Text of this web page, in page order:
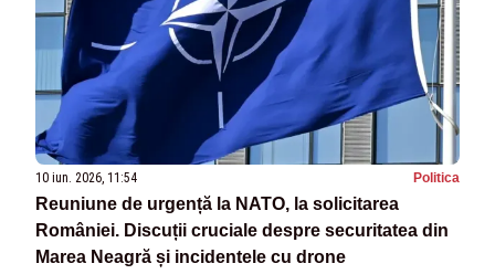
10 iun. 2026, 11:54 Politica
Reuniune de urgență la NATO, la solicitarea
României. Discuții cruciale despre securitatea din
Marea Neagră și incidentele cu drone